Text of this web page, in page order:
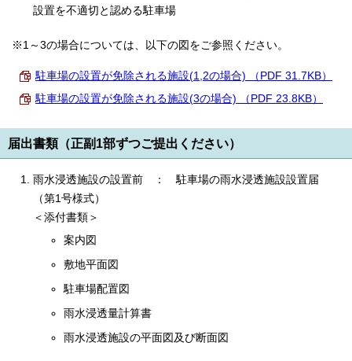
設置を不適切と認める駐車場
※1～3の場合については、以下の図をご参照ください。
駐車場の設置が免除される施設(1,2の場合) （PDF 31.7KB）
駐車場の設置が免除される施設(3の場合) （PDF 23.8KB）
届出書類（正副1部ずつご提出ください）
雨水浸透施設の設置前 ： 駐車場の雨水浸透施設設置届
（第1号様式）
＜添付書類＞
案内図
敷地平面図
駐車場配置図
雨水浸透量計算書
雨水浸透施設の平面図及び断面図